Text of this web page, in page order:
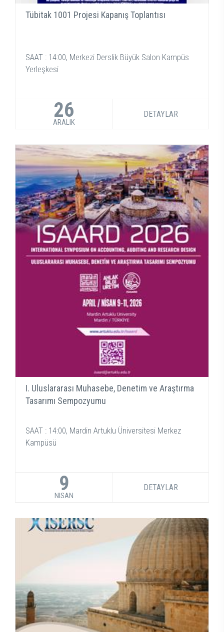
Tübitak 1001 Projesi Kapanış Toplantısı
SAAT : 14:00, Merkezi Derslik Büyük Salon Kampüs
Yerleşkesi
26
ARALIK
DETAYLAR
I. Uluslararası Muhasebe, Denetim ve Araştırma
Tasarımı Sempozyumu
SAAT : 14:00, Mardin Artuklu Üniversitesi Merkez
Kampüsü
9
NISAN
DETAYLAR